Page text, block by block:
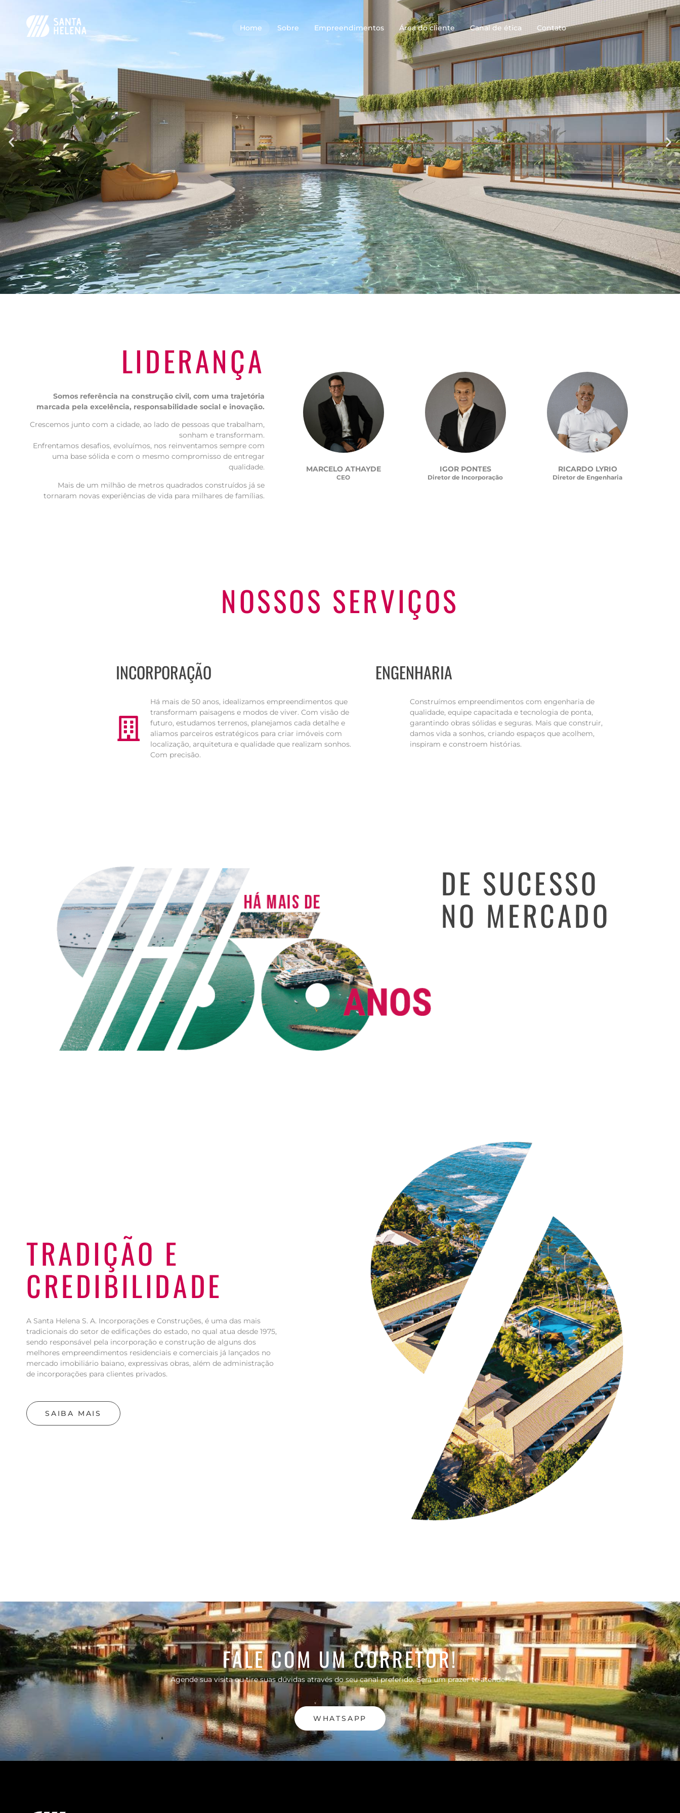
Home Sobre Empreendimentos Área do cliente Canal de ética Contato
MANSÃO
DESEMBARGADOR
AMADIZ BARRETO
CONHEÇA O EMPREENDIMENTO
LIDERANÇA
Somos referência na construção civil, com uma trajetória
marcada pela excelência, responsabilidade social e inovação.
Crescemos junto com a cidade, ao lado de pessoas que trabalham,
sonham e transformam.
Enfrentamos desafios, evoluímos, nos reinventamos sempre com
uma base sólida e com o mesmo compromisso de entregar
qualidade.
Mais de um milhão de metros quadrados construídos já se
tornaram novas experiências de vida para milhares de famílias.
MARCELO ATHAYDE
CEO
IGOR PONTES
Diretor de Incorporação
RICARDO LYRIO
Diretor de Engenharia
NOSSOS SERVIÇOS
INCORPORAÇÃO
Há mais de 50 anos, idealizamos empreendimentos que
transformam paisagens e modos de viver. Com visão de
futuro, estudamos terrenos, planejamos cada detalhe e
aliamos parceiros estratégicos para criar imóveis com
localização, arquitetura e qualidade que realizam sonhos.
Com precisão.
ENGENHARIA
Construímos empreendimentos com engenharia de
qualidade, equipe capacitada e tecnologia de ponta,
garantindo obras sólidas e seguras. Mais que construir,
damos vida a sonhos, criando espaços que acolhem,
inspiram e constroem histórias.
DE SUCESSO
NO MERCADO
TRADIÇÃO E
CREDIBILIDADE
A Santa Helena S. A. Incorporações e Construções, é uma das mais
tradicionais do setor de edificações do estado, no qual atua desde 1975,
sendo responsável pela incorporação e construção de alguns dos
melhores empreendimentos residenciais e comerciais já lançados no
mercado imobiliário baiano, expressivas obras, além de administração
de incorporações para clientes privados.
SAIBA MAIS
FALE COM UM CORRETOR!
Agende sua visita ou tire suas dúvidas através do seu canal preferido. Será um prazer te atender!
WHATSAPP